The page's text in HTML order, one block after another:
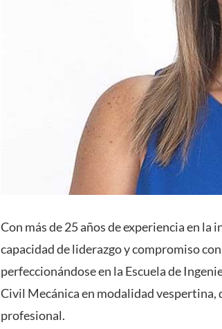
Con más de 25 años de experiencia en
capacidad de liderazgo y compromiso
perfeccionándose en la Escuela de
Civil Mecánica en modalidad
profesional.